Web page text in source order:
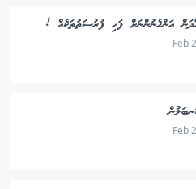
އަންހެނުންނަށް ފަހި ފުރުސަތުތަކެއް !
Feb
Feb